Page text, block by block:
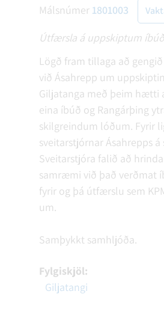
Málsnúmer 1801003
Útfærsla á uppskiptum
Lögð fram tillaga að
við Ásahrepp um
Giljatanga með þeim hætti
eina íbúð og Rangárþing
skilgreindum lóðum. Fyrir
sveitarstjórnar Ásahrepps
Sveitarstjóra falið að
samræmi við það verðmat
fyrir og þá útfærslu sem
um.
Samþykkt samhljóða.
Fylgiskjöl:
Giljatangi